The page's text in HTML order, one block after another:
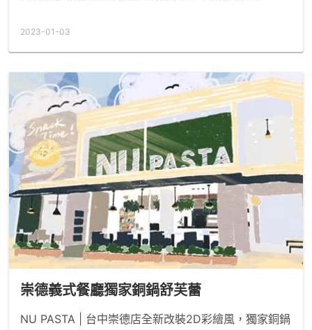
2023-01-03
崇德義式餐廳獨家銅鍋舒芙蕾
NU PASTA | 台中崇德店全新改裝2D彩繪風，獨家銅鍋